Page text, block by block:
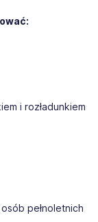
lat naszej
pracowników
dla
pod nr
i rozładunkiem
pełnoletnich